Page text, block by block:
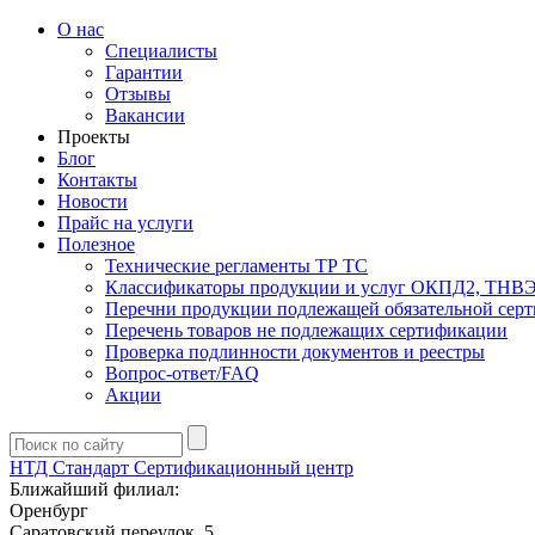
О нас
Специалисты
Гарантии
Отзывы
Вакансии
Проекты
Блог
Контакты
Новости
Прайс на услуги
Полезное
Технические регламенты ТР ТС
Классификаторы продукции и услуг ОКПД2,
Перечни продукции подлежащей обязательной
Перечень товаров не подлежащих сертификации
Проверка подлинности документов и реестры
Вопрос-ответ/FAQ
Акции
НТД Стандарт Сертификационный центр
Ближайший филиал:
Оренбург